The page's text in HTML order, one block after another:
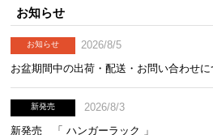
お知らせ
お知らせ
2026/8/5
お盆期間中の出荷・配送・お問い合わせに
新発売
2026/8/3
新発売 「 ハンガーラック 」